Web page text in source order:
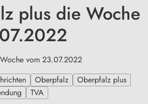
plus die Woche
vom 23.07.2022
Oberpfalz
Oberpfalz plus
TVA